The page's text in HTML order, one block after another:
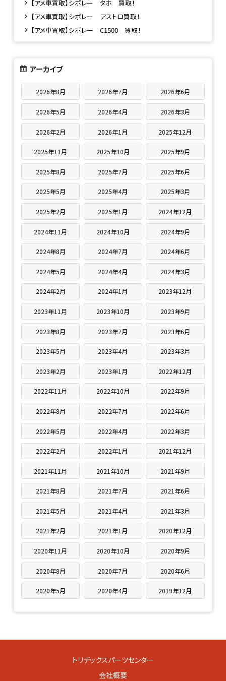
【アメ車買取】シボレー タホ 買取！
【アメ車買取】シボレー アストロ買取！
【アメ車買取】シボレー C1500 買取！
アーカイブ
2026年8月 2026年7月 2026年6月
2026年5月 2026年4月 2026年3月
2026年2月 2026年1月 2025年12月
2025年11月 2025年10月 2025年9月
2025年8月 2025年7月 2025年6月
2025年5月 2025年4月 2025年3月
2025年2月 2025年1月 2024年12月
2024年11月 2024年10月 2024年9月
2024年8月 2024年7月 2024年6月
2024年5月 2024年4月 2024年3月
2024年2月 2024年1月 2023年12月
2023年11月 2023年10月 2023年9月
2023年8月 2023年7月 2023年6月
2023年5月 2023年4月 2023年3月
2023年2月 2023年1月 2022年12月
2022年11月 2022年10月 2022年9月
2022年8月 2022年7月 2022年6月
2022年5月 2022年4月 2022年3月
2022年2月 2022年1月 2021年12月
2021年11月 2021年10月 2021年9月
2021年8月 2021年7月 2021年6月
2021年5月 2021年4月 2021年3月
2021年2月 2021年1月 2020年12月
2020年11月 2020年10月 2020年9月
2020年8月 2020年7月 2020年6月
2020年5月 2020年4月 2019年12月
トリデックスパーツセンター
会社概要